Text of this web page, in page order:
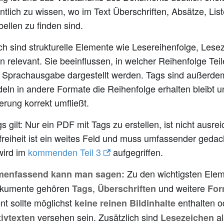
zu wissen, wo im Text Überschriften, Absätze,
zu finden sind.
sind strukturelle Elemente wie Lesereihenfolge,
relevant. Sie beeinflussen, in welcher Reihenfolge
dargestellt werden. Tags sind
in andere Formate die Reihenfolge erhalten bleibt
korrekt umfließt.
gilt: Nur ein PDF mit Tags zu erstellen, ist nicht
ist ein weites Feld und muss umfassender
im kommenden Teil 3
aufgegriffen.
kann man sagen: Zu den wichtigsten
gehören Tags, Überschriften und weitere
sollte möglichst keine reinen Bildinhalteenthalten
versehen sein. Zusätzlich sind Lesezeichen